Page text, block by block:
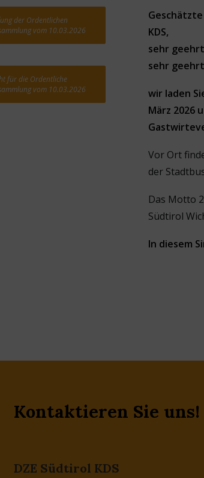
der Ordentlichen
vom 10.03.2026
für die Ordentliche
vom 10.03.2026
KDS,
sehr
sehr
wir laden
März 2026
Vor Ort
der
Das Motto
Südtirol
In diesem
Kontaktieren Sie uns!
DZE Südtirol KDS